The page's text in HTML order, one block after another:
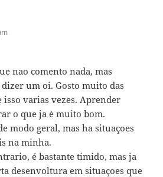
nao comento nada, mas
um oi. Gosto muito das
isso varias vezes. Aprender
o que ja è muito bom.
modo geral, mas ha situaçoes
na minha.
é bastante timido, mas ja
desenvoltura em situaçoes que